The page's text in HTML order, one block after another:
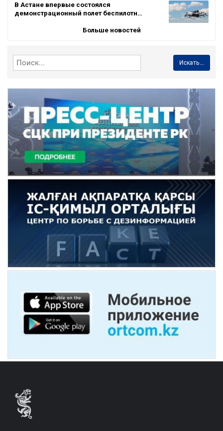
В Астане впервые состоялся
демонстрационный полет беспилотн…
Больше новостей
Искать...